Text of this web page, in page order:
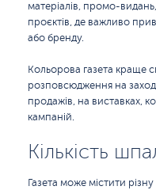
матеріалів, промо-
проєктів, де важливо
або бренду.
Кольорова газета краще
розповсюдження на
продажів, на виставках,
кампаній.
Кількість
Газета може містити різну